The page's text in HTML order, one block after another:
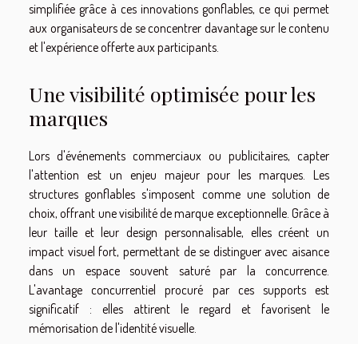
simplifiée grâce à ces innovations gonflables, ce qui permet
aux organisateurs de se concentrer davantage sur le contenu
et l'expérience offerte aux participants.
Une visibilité optimisée pour les
marques
Lors d'événements commerciaux ou publicitaires, capter
l'attention est un enjeu majeur pour les marques. Les
structures gonflables s'imposent comme une solution de
choix, offrant une visibilité de marque exceptionnelle. Grâce à
leur taille et leur design personnalisable, elles créent un
impact visuel fort, permettant de se distinguer avec aisance
dans un espace souvent saturé par la concurrence.
L'avantage concurrentiel procuré par ces supports est
significatif : elles attirent le regard et favorisent le
mémorisation de l'identité visuelle.